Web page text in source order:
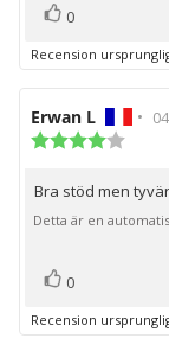
Rösta
0
Recension
Erwan L •
5
Bra stöd men
Detta är en
Rösta
0
Recension